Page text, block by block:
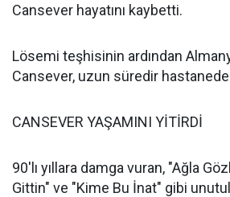
Cansever hayatını kaybetti.
Lösemi teşhisinin ardından
Cansever, uzun süredir
CANSEVER YAŞAMINI YİTİRDİ
90'lı yıllara damga vuran, "Ağla
Gittin" ve "Kime Bu İnat" gibi